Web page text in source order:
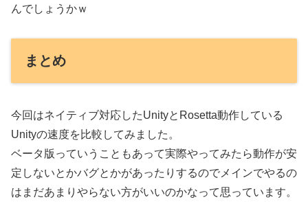
んでしょうかｗ
まとめ
今回はネイティブ対応したUnityとRosetta動作している
Unityの速度を比較してみました。
ベータ版っていうこともあって実際やってみたら動作が安
定しないとかバグとかがあったりするのでメインでやるの
はまだあまりやらない方がいいのかなって思っています。